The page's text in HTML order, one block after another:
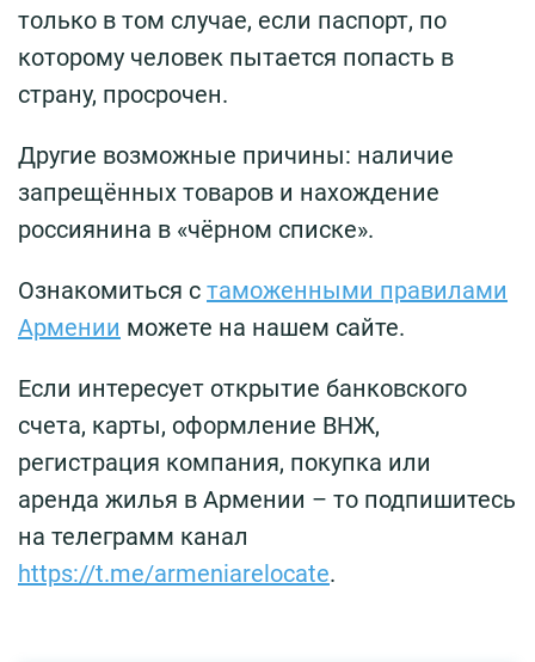
только в том случае, если паспорт, по
которому человек пытается попасть в
страну, просрочен.
Другие возможные причины: наличие
запрещённых товаров и нахождение
россиянина в «чёрном списке».
Ознакомиться с таможенными правилами
Армении можете на нашем сайте.
Если интересует открытие банковского
счета, карты, оформление ВНЖ,
регистрация компания, покупка или
аренда жилья в Армении – то подпишитесь
на телеграмм канал
https://t.me/armeniarelocate.